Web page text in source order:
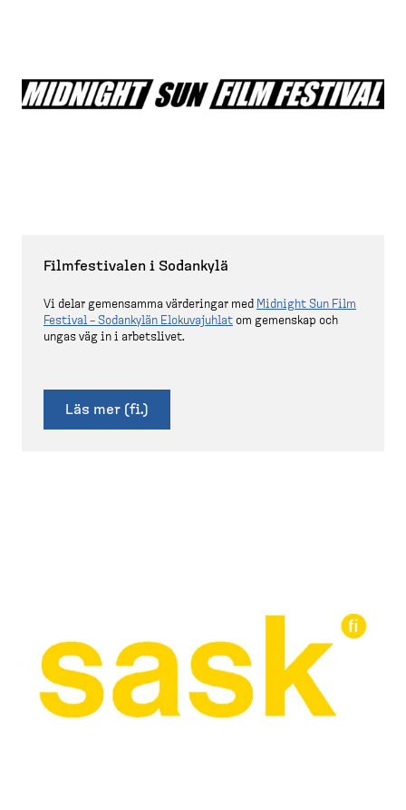
Filmfes­tivalen i Sodankylä
Vi delar gemensamma värderingar med Midnight Sun Film
Festival – Sodankylän Elokuvajuhlat om gemenskap och
ungas väg in i arbetslivet.
Läs mer (fi.)